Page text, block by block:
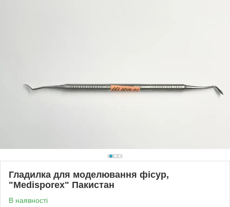
Гладилка для моделювання фісур,
"Medisporex" Пакистан
В наявності